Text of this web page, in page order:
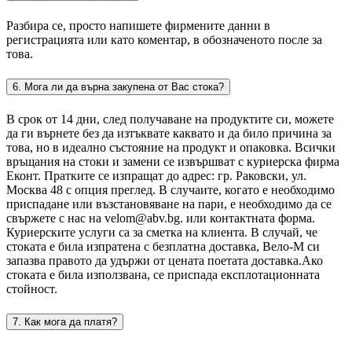
Разбира се, просто напишете фирмените данни в
регистрацията или като коментар, в обозначеното после за
това.
6. Мога ли да върна закупена от Вас стока?
В срок от 14 дни, след получаване на продуктите си, можете
да ги върнете без да изтъквате каквато и да било причина за
това, но в идеално състояние на продукт и опаковка. Всички
връщания на стоки и замени се извършват с куриерска фирма
Еконт. Пратките се изпращат до адрес: гр. Раковски, ул.
Москва 48 с опция преглед. В случаите, когато е необходимо
приспадане или възстановяване на пари, е необходимо да се
свържете с нас на velom@abv.bg. или контактната форма.
Куриерските услуги са за сметка на клиента. В случай, че
стоката е била изпратена с безплатна доставка, Вело-М си
запазва правото да удържи от цената поетата доставка.Ако
стоката е била използвана, се приспада експлотационната
стойност.
7. Как мога да платя?